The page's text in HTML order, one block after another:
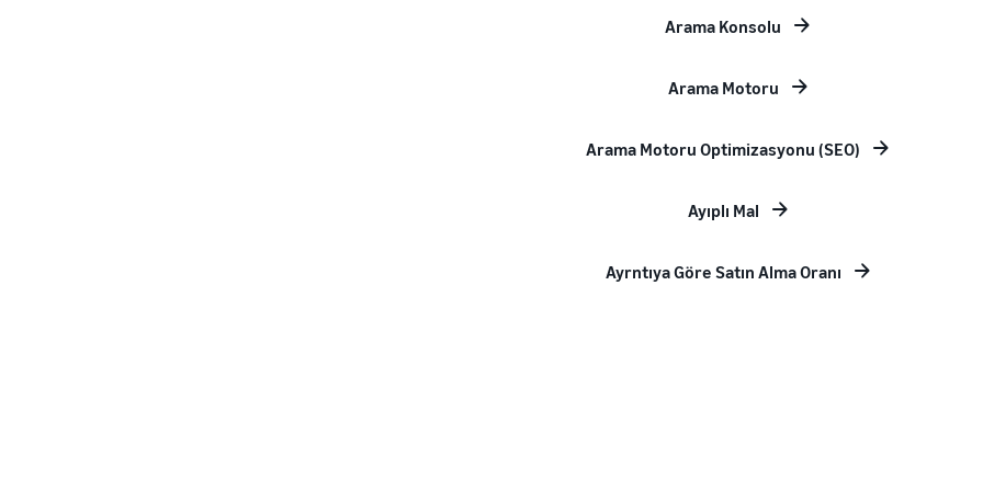
Arama Konsolu
Arama Motoru
Arama Motoru Optimizasyonu (SEO)
Ayıplı Mal
Ayrntıya Göre Satın Alma Oranı